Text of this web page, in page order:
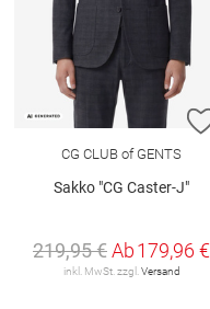
CG CLUB of GENTS
Sakko "CG Caster-J"
219,95 €Ab179,96 €
inkl. MwSt. zzgl.Versand